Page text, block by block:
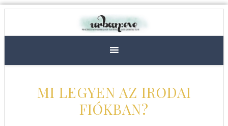
MI LEGYEN AZ IRODAI
FIÓKBAN?